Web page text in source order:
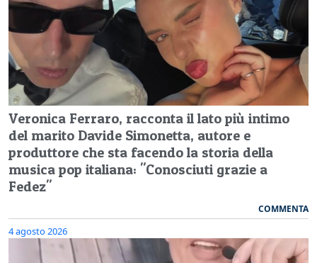
Veronica Ferraro, racconta il lato più intimo
del marito Davide Simonetta, autore e
produttore che sta facendo la storia della
musica pop italiana: "Conosciuti grazie a
Fedez"
COMMENTA
4 agosto 2026